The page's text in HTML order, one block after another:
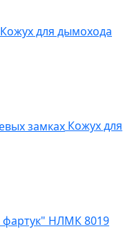
Кожух для дымохода
Кожух для